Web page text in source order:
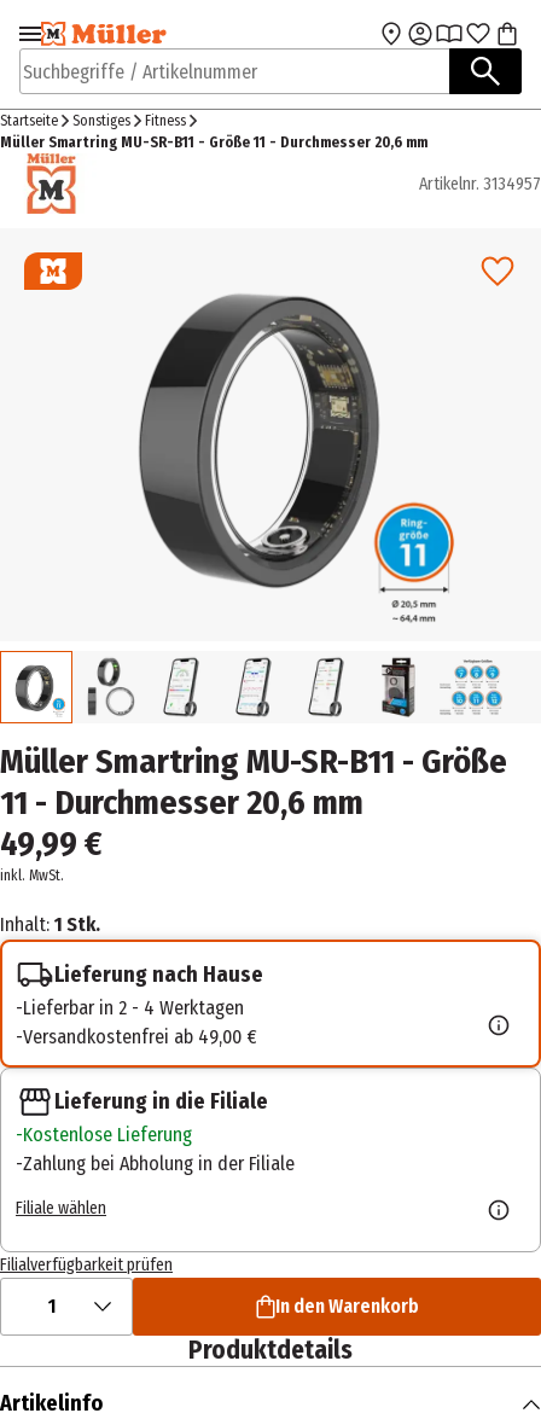
Zur Navigation
springen
Zum Hauptinhalt
Suchbegriffe / Artikelnummer
Startseite Sonstiges
Fitness
Müller Smartring MU-SR-B11 - Größe 11 - Durchmesser 20,6 mm
Artikelnr. 3134957
Müller Smartring MU-SR-B11 - Größe
11 - Durchmesser 20,6 mm
49,99 €
inkl. MwSt.
Inhalt: 1 Stk.
Lieferung nach Hause
Lieferbar in 2 - 4 Werktagen
Versandkostenfrei ab 49,00 €
Lieferung in die Filiale
Kostenlose Lieferung
Zahlung bei Abholung in der Filiale
Filiale wählen
Filialverfügbarkeit prüfen
1 In den Warenkorb
Produktdetails
Artikelinfo